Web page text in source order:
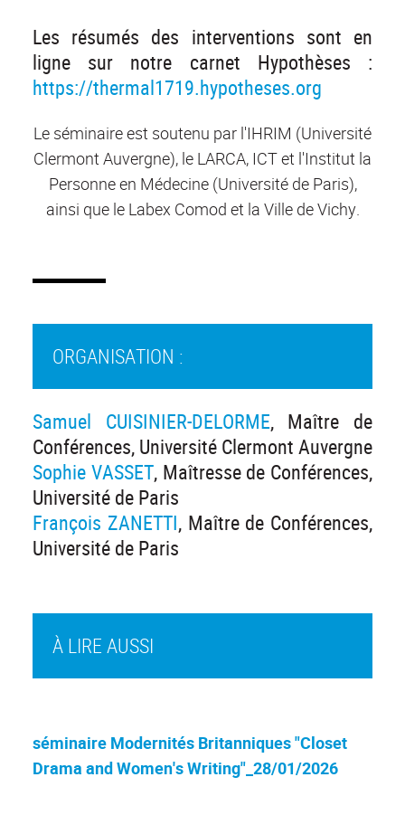
Les résumés des interventions sont en
ligne sur notre carnet Hypothèses :
https://thermal1719.hypotheses.org
Le séminaire est soutenu par l'IHRIM (Université
Clermont Auvergne), le LARCA, ICT et l'Institut la
Personne en Médecine (Université de Paris),
ainsi que le Labex Comod et la Ville de Vichy.
À LIRE AUSSI
séminaire Modernités Britanniques "Closet
Drama and Women's Writing"_28/01/2026
ORGANISATION :
Samuel CUISINIER-DELORME, Maître de
Conférences, Université Clermont Auvergne
Sophie VASSET, Maîtresse de Conférences,
Université de Paris
François ZANETTI, Maître de Conférences,
Université de Paris